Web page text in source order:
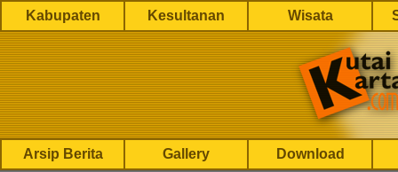
Kabupaten Kesultanan Wisata
Arsip Berita Gallery Download